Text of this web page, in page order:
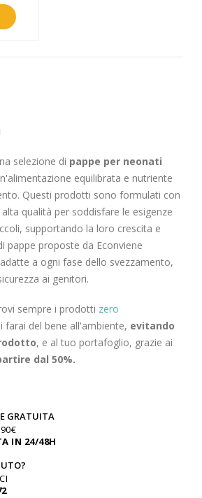
selezione di pappe per neonati
equilibrata e nutriente
Questi prodotti sono formulati con
qualità per soddisfare le esigenze
supportando la loro crescita e
pappe proposte da Econviene
a ogni fase dello svezzamento,
ai genitori.
sempre i prodotti zero
farai del bene all'ambiente, evitando
, e al tuo portafoglio, grazie ai
dal 50%.
GRATUITA
IN 24/48H